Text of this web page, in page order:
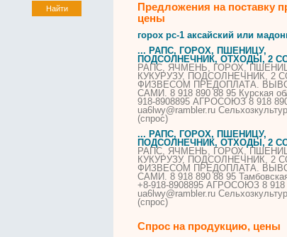
Предложения на поставку
цены
горох рс-1 аксайский или
... РАПС, ГОРОХ, ПШЕНИЦУ,
ПОДСОЛНЕЧНИК, ОТХОДЫ, 2
РАПС, ЯЧМЕНЬ, ГОРОХ,
КУКУРУЗУ, ПОДСОЛНЕЧНИК, 2
ФИЗВЕСОМ ПРЕДОПЛАТА.
САМИ. 8 918 890 88 95 Курская
918-8908895 АГРОСОЮЗ 8 918
ua6lwy@rambler.ru
(спрос)
... РАПС, ГОРОХ, ПШЕНИЦУ,
ПОДСОЛНЕЧНИК, ОТХОДЫ, 2
РАПС, ЯЧМЕНЬ, ГОРОХ,
КУКУРУЗУ, ПОДСОЛНЕЧНИК, 2
ФИЗВЕСОМ ПРЕДОПЛАТА.
САМИ. 8 918 890 88 95
+8-918-8908895 АГРОСОЮЗ 8 918
ua6lwy@rambler.ru
(спрос)
Спрос на продукцию, цены